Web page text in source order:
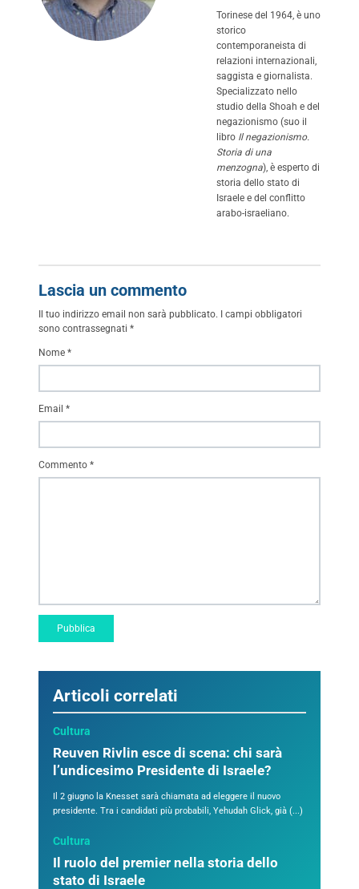
Articoli correlati
Cultura
Reuven Rivlin esce di scena: chi sarà
l’undicesimo Presidente di Israele?
Il 2 giugno la Knesset sarà chiamata ad eleggere il nuovo
presidente. Tra i candidati più probabili, Yehudah Glick, già (...)
Cultura
Il ruolo del premier nella storia dello
stato di Israele
Torinese del 1964, è uno
storico
contemporaneista di
relazioni internazionali,
saggista e giornalista.
Specializzato nello
studio della Shoah e del
negazionismo (suo il
libro Il negazionismo.
Storia di una
menzogna), è esperto di
storia dello stato di
Israele e del conflitto
arabo-israeliano.
Lascia un commento
Il tuo indirizzo email non sarà pubblicato. I campi obbligatori
sono contrassegnati *
Commento *
Nome *
Email *